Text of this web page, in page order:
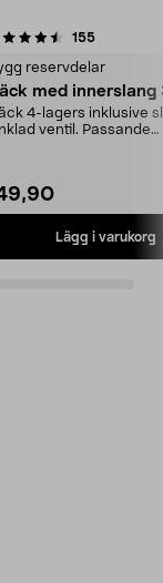
155
reservdelar
med
4-lagers inklusive
ventil. Passande
Lägg i varukorg
5.0 av 5 stjärnor